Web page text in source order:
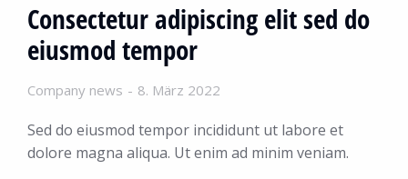
Consectetur adipiscing elit sed do
eiusmod tempor
Company news 8. März 2022
Sed do eiusmod tempor incididunt ut labore et
dolore magna aliqua. Ut enim ad minim veniam.